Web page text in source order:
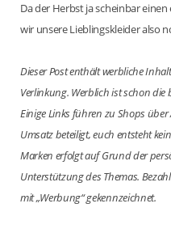
Da der Herbst ja scheinbar
wir unsere Lieblingskleider also
Dieser Post enthält werbliche
Verlinkung. Werblich ist schon
Einige Links führen zu Shops
Umsatz beteiligt, euch entsteht
Marken erfolgt auf Grund der
Unterstützung des Themas.
mit „Werbung“ gekennzeichnet.